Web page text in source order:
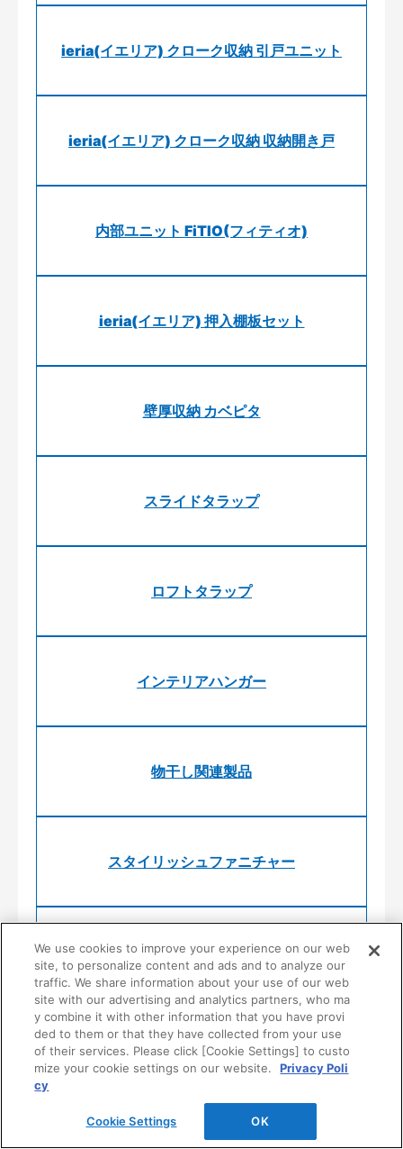
ieria(イエリア) クローク収納 引戸ユニット
ieria(イエリア) クローク収納 収納開き戸
内部ユニット FiTIO(フィティオ)
ieria(イエリア) 押入棚板セット
壁厚収納 カベピタ
スライドタラップ
ロフトタラップ
インテリアハンガー
物干し関連製品
スタイリッシュファニチャー
システム収納
公共・商業施設向け収納
We use cookies to improve your experience on our web
site, to personalize content and ads and to analyze our
traffic. We share information about your use of our web
site with our advertising and analytics partners, who ma
y combine it with other information that you have provi
ded to them or that they have collected from your use
of their services. Please click [Cookie Settings] to custo
mize your cookie settings on our website.
Privacy Poli
cy
Cookie Settings OK